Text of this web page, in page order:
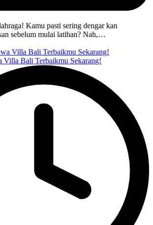
Kamu pasti sering dengar kan
sebelum mulai latihan? Nah,…
Villa Bali Terbaikmu Sekarang!